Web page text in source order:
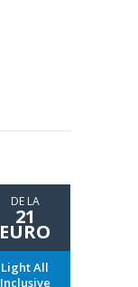
DE LA
21
EURO
Light All
Inclusive